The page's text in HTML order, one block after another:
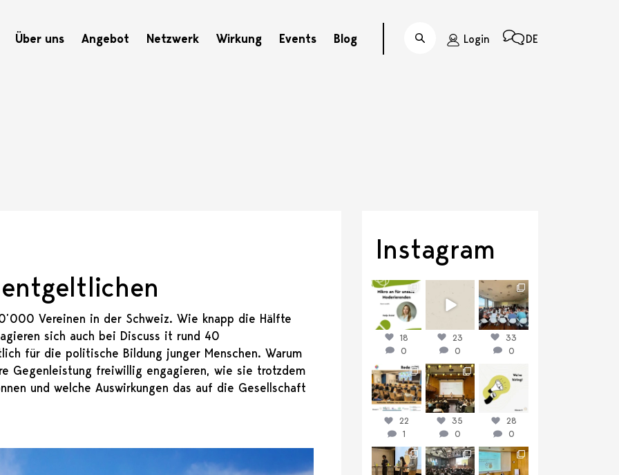
Hauptnavigation
Über uns Angebot Netzwerk Wirkung Events Blog Suche Login DE
Vereinen in der Schweiz. Wie knapp die Hälfte
sich auch bei Discuss it rund 40
für die politische Bildung junger Menschen. Warum
Gegenleistung freiwillig engagieren, wie sie trotzdem
und welche Auswirkungen das auf die Gesellschaft
Instagram
discussit_ch
Juli 21
18
0
discussit_ch
Juli 6
23
0
discussit_ch
Juli 1
33
0
discussit_ch
Juni 16
22
1
discussit_ch
Juni 9
35
0
discussit_ch
Juni 8
28
0
discussit_ch
Juni 3
discussit_ch
Mai 26
discussit_ch
Mai 19